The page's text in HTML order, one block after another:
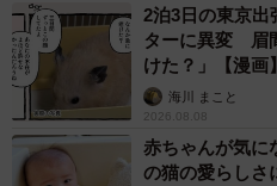
2泊3日の東京
ターに異変 眉
けた？」【漫画】
海川 まこと
2026.08.08
赤ちゃんが気に
の猫の愛らし